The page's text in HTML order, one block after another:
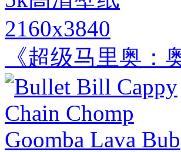
2160x3840
《超级马里奥：